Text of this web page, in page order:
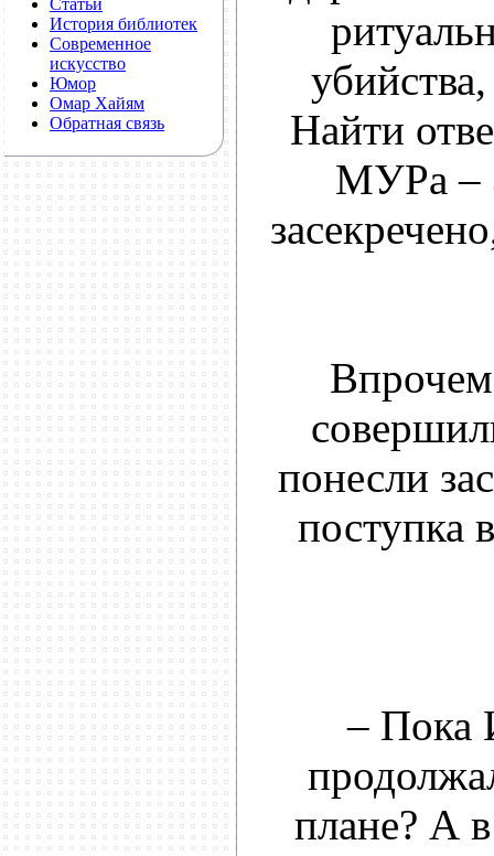
Статьи
История библиотек
Современное
искусство
Юмор
Омар Хайям
Обратная связь
Найти
МУРа –
понесли
поступка
– Пока
плане? А